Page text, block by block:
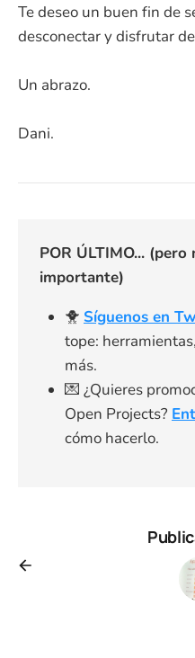
Te deseo un buen fin de
desconectar y disfrutar
Un abrazo.
Dani.
POR ÚLTIMO...
importante)
🐥 Síguenos en
tope:
más.
💌 ¿Quieres
Open Projects?
cómo hacerlo.